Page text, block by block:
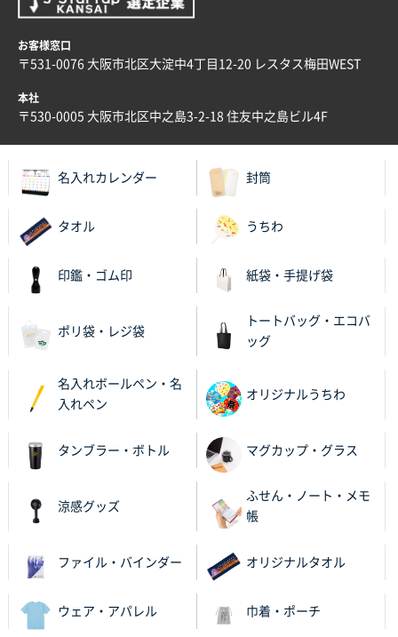
大阪府E社様
2025年11月28日 15:13
他部署のスタッフからの指示
兵庫県S社様
以前発注しているので、データが残っている点が良か
2025年11月25日 16:41
前回同様、安心できるから
uni ジェットストリーム 05
2025年11月21日 16:39
何度か注文していて、満足していたから
神奈川県のお客様
のし文言が変更できたのと価格。
千葉県M社様
2025年11月06日 14:57
営業ご担当者さまより、ご丁寧なサポートをいただ
お客様窓口
〒531-0076 大阪市北区大淀中4丁目12-20 レスタス梅田WEST
本社
〒530-0005 大阪市北区中之島3-2-18 住友中之島ビル4F
名入れカレンダー 封筒
タオル うちわ
印鑑・ゴム印 紙袋・手提げ袋
ポリ袋・レジ袋
トートバッグ・エコバ
ッグ
名入れボールペン・名
入れペン
オリジナルうちわ
タンブラー・ボトル マグカップ・グラス
涼感グッズ
ふせん・ノート・メモ
帳
ファイル・バインダー オリジナルタオル
ウェア・アパレル 巾着・ポーチ